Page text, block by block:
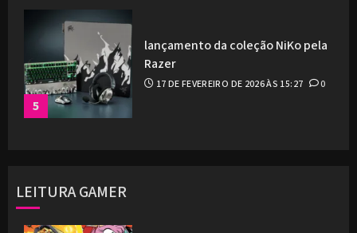
5
lançamento da coleção NiKo pela
Razer
17 DE FEVEREIRO DE 2026 ÀS 15:27 0
LEITURA GAMER